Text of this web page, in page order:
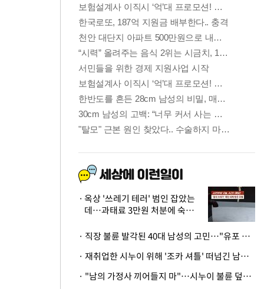
옥상 '쓰레기 테러' 범인 잡았는
데…과태료 3만원 처분에 숙박업
· 직장 불륜 발각된 40대 남성의 고민…"유포 동료 명예훼손·협박죄 고소 가능할까"
· 재취업한 시누이 위해 '조카 셔틀' 떠넘긴 남편…아내 "난 못한다"
· "남의 가정사 끼어들지 마"…시누이 불륜 덮으려는 남편에 억울한 아내